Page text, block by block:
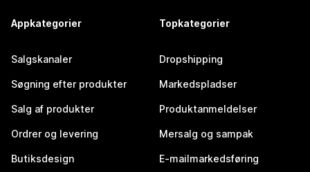
Appkategorier
Salgskanaler
Søgning efter produkter
Salg af produkter
Ordrer og levering
Butiksdesign
Topkategorier
Dropshipping
Markedspladser
Produktanmeldelser
Mersalg og sampak
E-mailmarkedsføring